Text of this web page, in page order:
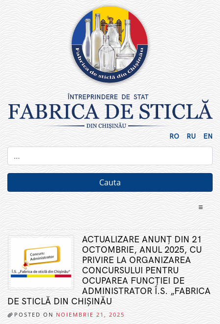
RO RU EN
≡
ACTUALIZARE ANUNȚ DIN 21
OCTOMBRIE, ANUL 2025, CU
PRIVIRE LA ORGANIZAREA
CONCURSULUI PENTRU
OCUPAREA FUNCȚIEI DE
ADMINISTRATOR Î.S. „FABRICA
DE STICLĂ DIN CHIȘINĂU
POSTED ON NOIEMBRIE 21, 2025